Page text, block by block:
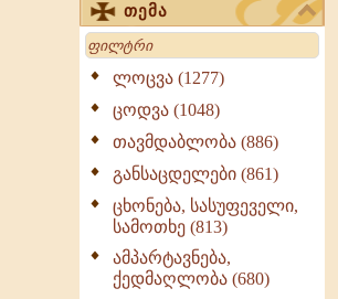
თემა
Search
ლოცვა (1277)
ცოდვა (1048)
თავმდაბლობა (886)
განსაცდელები (861)
ცხონება, სასუფეველი,
სამოთხე (813)
ამპარტავნება,
ქედმაღლობა (680)